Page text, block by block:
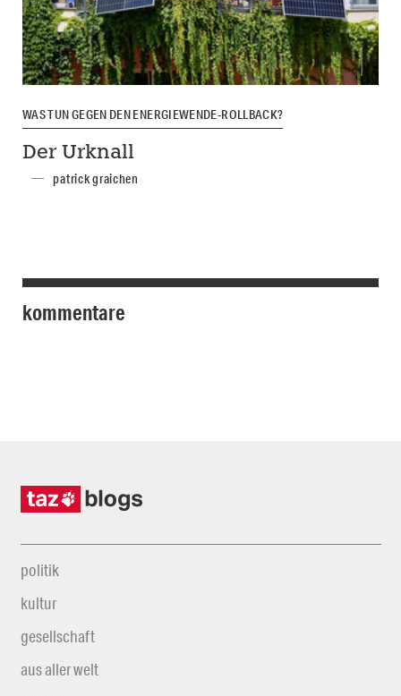
WAS TUN GEGEN DEN ENERGIEWENDE-ROLLBACK?
Der Urknall
patrick graichen
kommentare
politik
kultur
gesellschaft
aus aller welt